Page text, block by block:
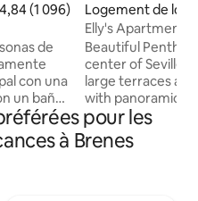
moyenne de 4,84 sur 5, 1
4,84 (1 096)
de
con una
un baño
2 de al
sido
moderno,
Logement de
o Antiguo
Elly's
queen size et...
Beautiful
center of Seville.
large terraces
with panoramic
light and large
large terrace and
the top floor of a
pour les
à Brenes